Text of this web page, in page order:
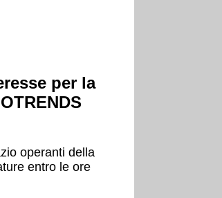
per la
operanti della
entro le ore